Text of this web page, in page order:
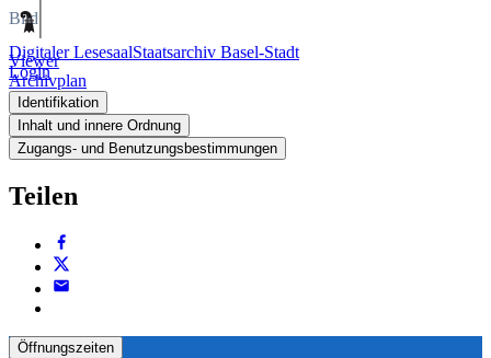
Digitaler LesesaalStaatsarchiv Basel-Stadt
Login
Bild
Viewer
Archivplan
Identifikation
Inhalt und innere Ordnung
Zugangs- und Benutzungsbestimmungen
Teilen
Öffnungszeiten